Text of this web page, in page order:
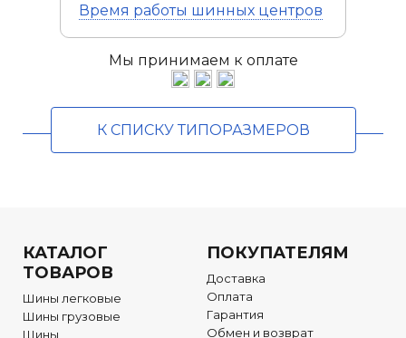
Время работы шинных центров
Мы принимаем к оплате
К СПИСКУ ТИПОРАЗМЕРОВ
КАТАЛОГ
ТОВАРОВ
Шины легковые
Шины грузовые
Шины
ПОКУПАТЕЛЯМ
Доставка
Оплата
Гарантия
Обмен и возврат